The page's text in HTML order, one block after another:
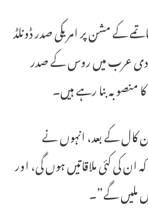
کے مشن پر امریکی صدر ڈونلڈ
عرب میں روس کے صدر
منصوبہ بنا رہے ہیں۔
کال کے بعد، انہوں نے
ان کی کئی ملاقاتیں ہوں گی، اور
ملیں گے”۔